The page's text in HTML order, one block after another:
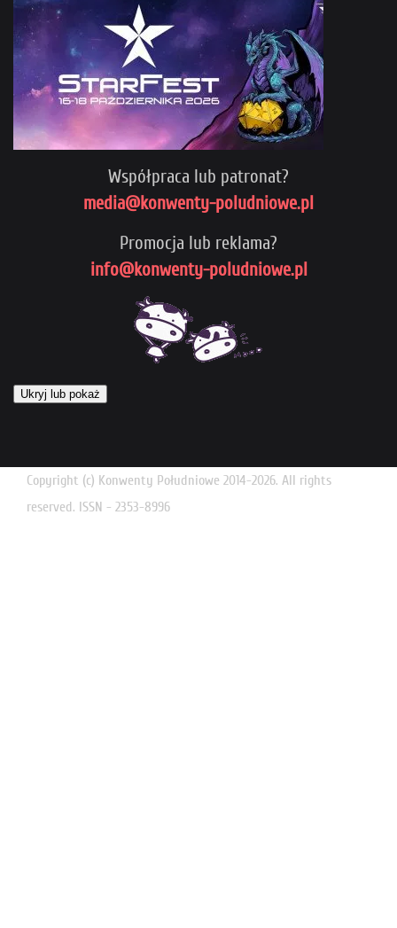
Współpraca lub patronat?
media@konwenty-poludniowe.pl
Promocja lub reklama?
info@konwenty-poludniowe.pl
Ukryj lub pokaż
Copyright (c) Konwenty Południowe 2014-2026. All rights
reserved. ISSN - 2353-8996